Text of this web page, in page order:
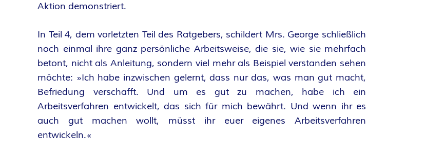
Aktion demonstriert.
In Teil 4, dem vorletzten Teil des Ratgebers, schildert Mrs. George schließlich
noch einmal ihre ganz persönliche Arbeitsweise, die sie, wie sie mehrfach
betont, nicht als Anleitung, sondern viel mehr als Beispiel verstanden sehen
möchte: »Ich habe inzwischen gelernt, dass nur das, was man gut macht,
Befriedung verschafft. Und um es gut zu machen, habe ich ein
Arbeitsverfahren entwickelt, das sich für mich bewährt. Und wenn ihr es
auch gut machen wollt, müsst ihr euer eigenes Arbeitsverfahren
entwickeln.«